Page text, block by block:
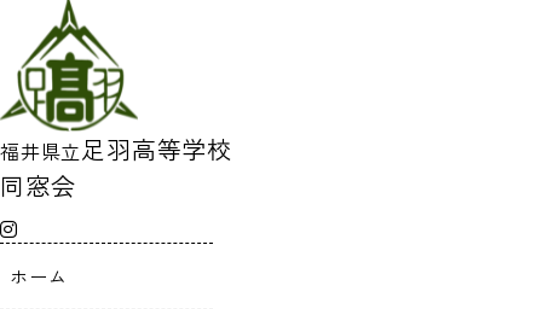
福井県立足羽高等学校
同窓会
ホーム